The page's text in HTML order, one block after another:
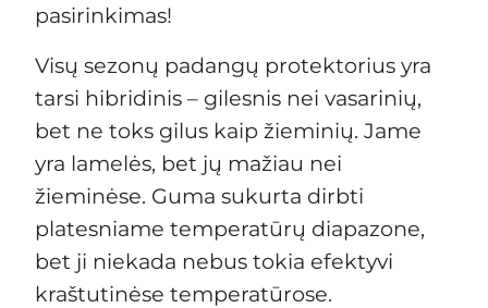
pasirinkimas!
Visų sezonų padangų protektorius yra
tarsi hibridinis – gilesnis nei vasarinių,
bet ne toks gilus kaip žieminių. Jame
yra lamelės, bet jų mažiau nei
žieminėse. Guma sukurta dirbti
platesniame temperatūrų diapazone,
bet ji niekada nebus tokia efektyvi
kraštutinėse temperatūrose.